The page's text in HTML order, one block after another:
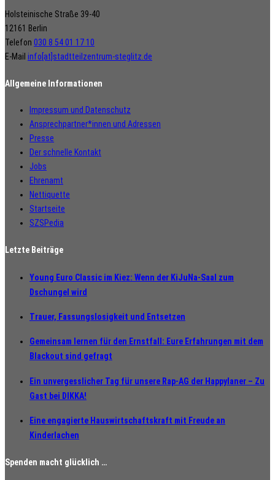
Holsteinische Straße 39-40
12161 Berlin
Telefon 030 8 54 01 17 10
E-Mail info[at]stadtteilzentrum-steglitz.de
Allgemeine Informationen
Impressum und Datenschutz
Ansprechpartner*innen und Adressen
Presse
Der schnelle Kontakt
Jobs
Ehrenamt
Nettiquette
Startseite
SZSPedia
Letzte Beiträge
Young Euro Classic im Kiez: Wenn der KiJuNa-Saal zum
Dschungel wird
Trauer, Fassungslosigkeit und Entsetzen
Gemeinsam lernen für den Ernstfall: Eure Erfahrungen mit dem
Blackout sind gefragt
Ein unvergesslicher Tag für unsere Rap-AG der Happylaner – Zu
Gast bei DIKKA!
Eine engagierte Hauswirtschaftskraft mit Freude an
Kinderlachen
Spenden macht glücklich …